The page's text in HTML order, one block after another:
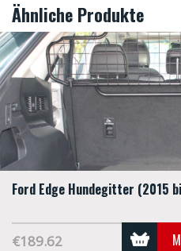
Ähnliche Produkte
Ford Edge Hundegitter (2015
€189.62